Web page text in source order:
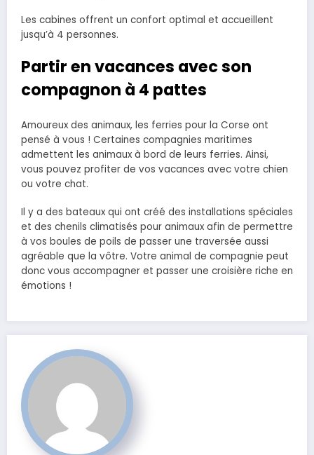
Les cabines offrent un confort optimal et accueillent
jusqu’à 4 personnes.
Partir en vacances avec son
compagnon à 4 pattes
Amoureux des animaux, les ferries pour la Corse ont
pensé à vous ! Certaines compagnies maritimes
admettent les animaux à bord de leurs ferries. Ainsi,
vous pouvez profiter de vos vacances avec votre chien
ou votre chat.
Il y a des bateaux qui ont créé des installations spéciales
et des chenils climatisés pour animaux afin de permettre
à vos boules de poils de passer une traversée aussi
agréable que la vôtre. Votre animal de compagnie peut
donc vous accompagner et passer une croisière riche en
émotions !